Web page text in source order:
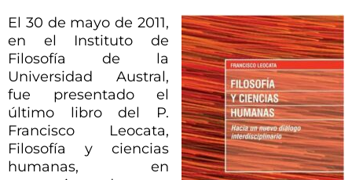
El 30 de mayo de 2011,
en el Instituto de
Filosofía de la
Universidad Austral,
fue presentado el
último libro del P.
Francisco Leocata,
Filosofía y ciencias
humanas, en